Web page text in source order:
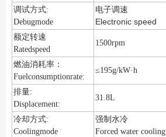
调试方式:
Debugmode
电子调速
Electronic speed
额定转速
Ratedspeed
1500rpm
燃油消耗率：
Fuelconsumptionrate:
≤195g/kW·h
排量:
Displacement:
31.8L
冷却方式:
Coolingmode
强制水冷
Forced water cooling